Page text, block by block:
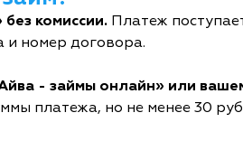
комиссии. Платеж
и номер договора.
- займы онлайн» или
платежа, но не менее 30